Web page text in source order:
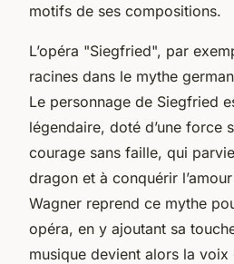
motifs de ses compositions.
L’opéra "Siegfried", par
racines dans le mythe
Le personnage de Siegfried
légendaire, doté d’une force
courage sans faille, qui
dragon et à conquérir
Wagner reprend ce mythe
opéra, en y ajoutant sa
musique devient alors la